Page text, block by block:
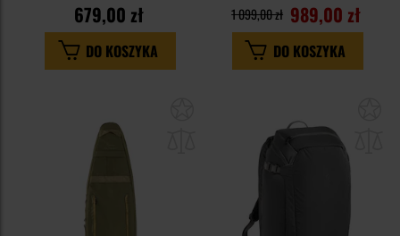
679,00 zł
DO KOSZYKA
989,00 zł
1 099,00 zł
DO KOSZYKA